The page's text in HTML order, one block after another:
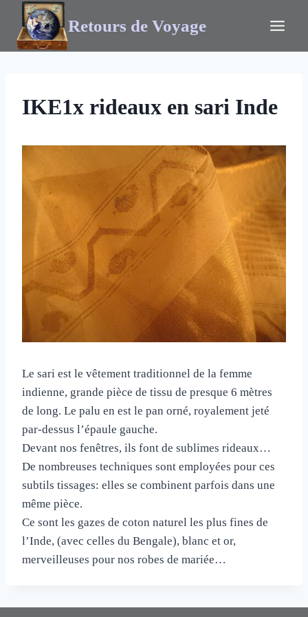
Retours de Voyage
IKE1x rideaux en sari Inde
Le sari est le vêtement traditionnel de la femme
indienne, grande pièce de tissu de presque 6 mètres
de long. Le palu en est le pan orné, royalement jeté
par-dessus l’épaule gauche.
Devant nos fenêtres, ils font de sublimes rideaux…
De nombreuses techniques sont employées pour ces
subtils tissages: elles se combinent parfois dans une
même pièce.
Ce sont les gazes de coton naturel les plus fines de
l’Inde, (avec celles du Bengale), blanc et or,
merveilleuses pour nos robes de mariée…